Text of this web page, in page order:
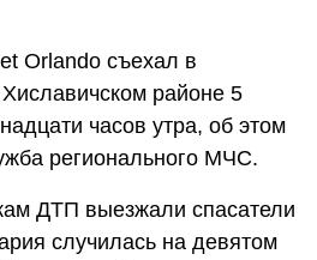
Orlando съехал в
районе 5
часов утра, об этом
регионального МЧС.
ДТП выезжали спасатели
случилась на девятом